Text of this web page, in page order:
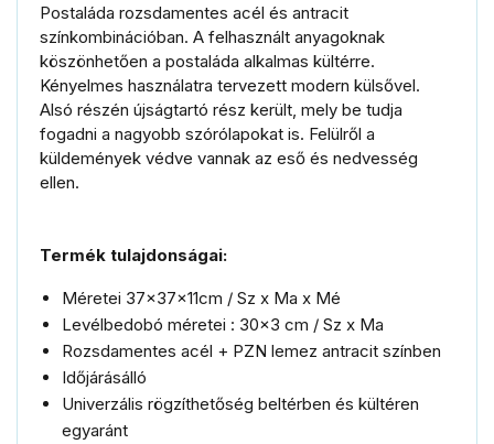
Postaláda rozsdamentes acél és antracit
színkombinációban. A felhasznált anyagoknak
köszönhetően a postaláda alkalmas kültérre.
Kényelmes használatra tervezett modern külsővel.
Alsó részén újságtartó rész került, mely be tudja
fogadni a nagyobb szórólapokat is. Felülről a
küldemények védve vannak az eső és nedvesség
ellen.
Termék tulajdonságai:
Méretei 37x37x11cm / Sz x Ma x Mé
Levélbedobó méretei : 30x3 cm / Sz x Ma
Rozsdamentes acél + PZN lemez antracit színben
Időjárásálló
Univerzális rögzíthetőség beltérben és kültéren
egyaránt